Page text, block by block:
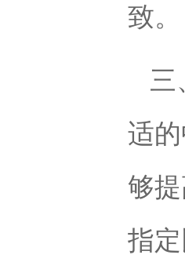
致。
三
适
够
指